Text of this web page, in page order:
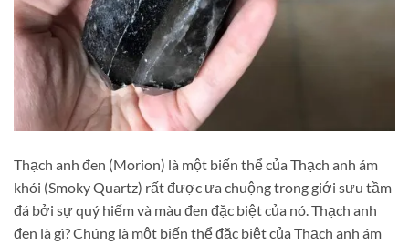
Thạch anh đen (Morion) là một biến thể của Thạch anh ám
khói (Smoky Quartz) rất được ưa chuộng trong giới sưu tầm
đá bởi sự quý hiếm và màu đen đặc biệt của nó. Thạch anh
đen là gì? Chúng là một biến thể đặc biệt của Thạch anh ám